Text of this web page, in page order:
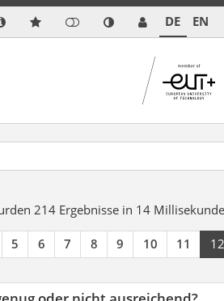
DE EN
214 Ergebnisse in 14
5 6 7 8 9 10 11 12